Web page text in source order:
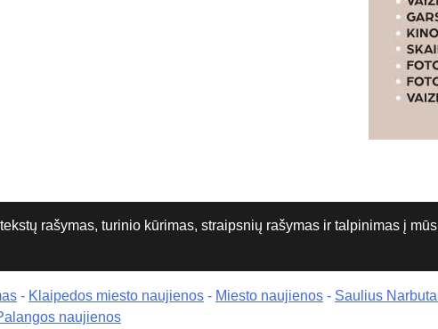
rašymas, turinio kūrimas, straipsnių rašymas ir talpinimas į
- Klaipedos miesto naujienos - Miesto naujienos - Saulius
naujienos